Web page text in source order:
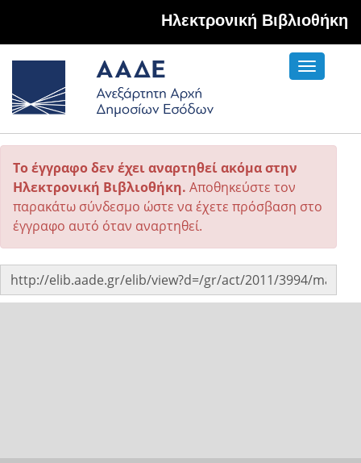
Hλεκτρονική Βιβλιοθήκη
Toggle
Το έγγραφο δεν έχει αναρτηθεί ακόμα στην
Ηλεκτρονική Βιβλιοθήκη. Αποθηκεύστε τον
παρακάτω σύνδεσμο ώστε να έχετε πρόσβαση στο
έγγραφο αυτό όταν αναρτηθεί.